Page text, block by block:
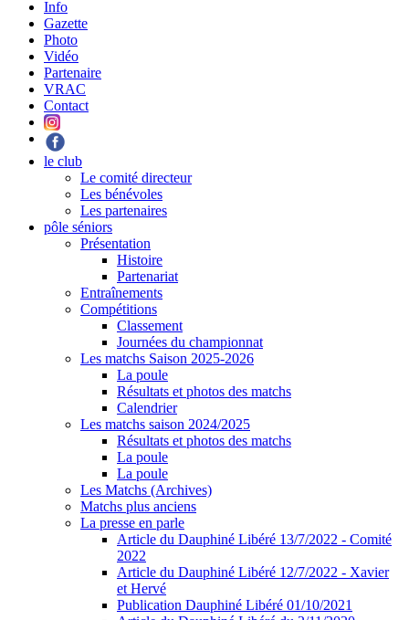
Info
Gazette
Photo
Vidéo
Partenaire
VRAC
Contact
le club
Le comité directeur
Les bénévoles
Les partenaires
pôle séniors
Présentation
Histoire
Partenariat
Entraînements
Compétitions
Classement
Journées du championnat
Les matchs Saison 2025-2026
La poule
Résultats et photos des matchs
Calendrier
Les matchs saison 2024/2025
Résultats et photos des matchs
La poule
La poule
Les Matchs (Archives)
Matchs plus anciens
La presse en parle
Article du Dauphiné Libéré 13/7/2022 - Comité
2022
Article du Dauphiné Libéré 12/7/2022 - Xavier
et Hervé
Publication Dauphiné Libéré 01/10/2021